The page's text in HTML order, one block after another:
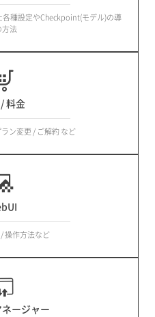
種設定やCheckpoint(モデル)の導
方法
料金
ン変更 / ご解約 など
操作方法など
ージャー